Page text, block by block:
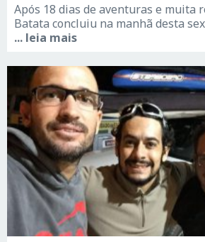
Após 18 dias de aventuras e muita
Batata concluiu na manhã desta
... leia mais